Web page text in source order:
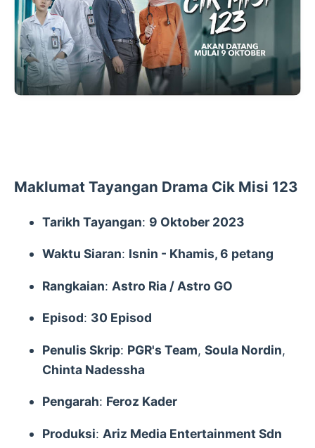
Maklumat Tayangan Drama Cik Misi 123
Tarikh Tayangan: 9 Oktober 2023
Waktu Siaran: Isnin - Khamis, 6 petang
Rangkaian: Astro Ria / Astro GO
Episod: 30 Episod
Penulis Skrip: PGR's Team, Soula Nordin,
Chinta Nadessha
Pengarah: Feroz Kader
Produksi: Ariz Media Entertainment Sdn